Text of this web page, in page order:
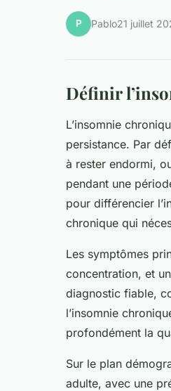
P Pablo21 juillet
Définir
L’insomnie
persistance. Par
à rester endormi,
pendant une
pour différencier
chronique qui
Les symptômes
concentration, et
diagnostic fiable,
l’insomnie
profondément la
Sur le plan
adulte, avec une